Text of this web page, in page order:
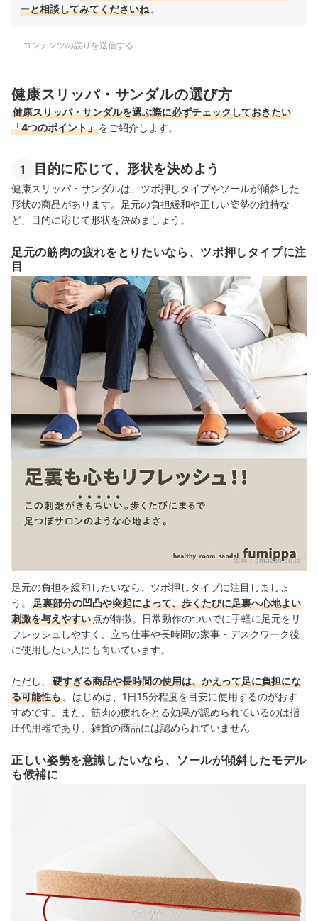
ーと相談してみてくださいね 。
コンテンツの誤りを送信する
健康スリッパ・サンダルの選び方
健康スリッパ・サンダルを選ぶ際に必ずチェックしておきたい
「4つのポイント」をご紹介します。
1 目的に応じて、形状を決めよう
健康スリッパ・サンダルは、ツボ押しタイプやソールが傾斜した
形状の商品があります。足元の負担緩和や正しい姿勢の維持な
ど、目的に応じて形状を決めましょう。
足元の筋肉の疲れをとりたいなら、ツボ押しタイプに注
目
出典：amazon.co.jp
足元の負担を緩和したいなら、ツボ押しタイプに注目しましょ
う。
足裏部分の凹凸や突起によって、歩くたびに足裏へ心地よい
刺激を与えやすい 点が特徴。日常動作のついでに手軽に足元をリ
フレッシュしやすく、立ち仕事や長時間の家事・デスクワーク後
に使用したい人にも向いています。
ただし、
硬すぎる商品や長時間の使用は、かえって足に負担にな
る可能性も 。はじめは、1日15分程度を目安に使用するのがおす
すめです。また、筋肉の疲れをとる効果が認められているのは指
圧代用器であり、雑貨の商品には認められていません
正しい姿勢を意識したいなら、ソールが傾斜したモデル
も候補に